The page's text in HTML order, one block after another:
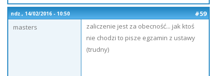
ndz., 14/02/2016 - 10:50
#59
masters
zaliczenie jest za obecność... jak ktoś
nie chodzi to pisze egzamin z ustawy
(trudny)